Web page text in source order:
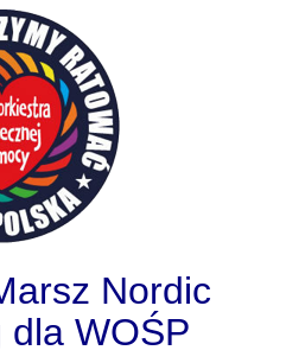
Nordic
dla WOŚP